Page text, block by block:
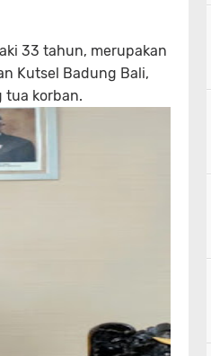
33 tahun, merupakan
Kutsel Badung Bali,
tua korban.